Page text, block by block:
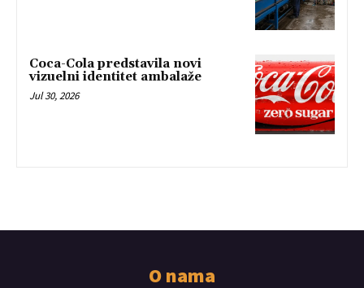
Coca-Cola predstavila novi
vizuelni identitet ambalaže
Jul 30, 2026
O nama